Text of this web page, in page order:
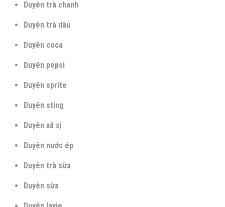
Duyên trà chanh
Duyên trà dâu
Duyên coca
Duyên pepsi
Duyên sprite
Duyên sting
Duyên xá xị
Duyên nước ép
Duyên trà sữa
Duyên sữa